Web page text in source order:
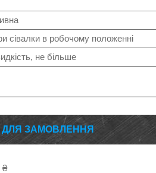
сівалки в робочому положенні
не більше
ДЛЯ ЗАМОВЛЕННЯ
₴